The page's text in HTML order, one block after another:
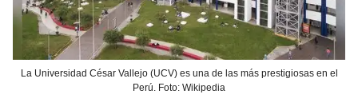
La Universidad César Vallejo (UCV) es una de las más prestigiosas en el
Perú. Foto: Wikipedia